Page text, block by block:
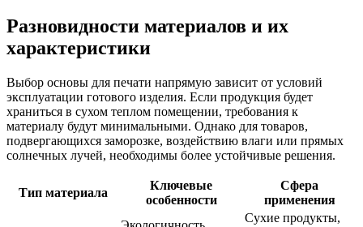
Разновидности материалов и их
характеристики
Выбор основы для печати напрямую зависит от условий
эксплуатации готового изделия. Если продукция будет
храниться в сухом теплом помещении, требования к
материалу будут минимальными. Однако для товаров,
подвергающихся заморозке, воздействию влаги или прямых
солнечных лучей, необходимы более устойчивые решения.
Тип материала
Ключевые
особенности
Сфера
применения
Сухие продукты,